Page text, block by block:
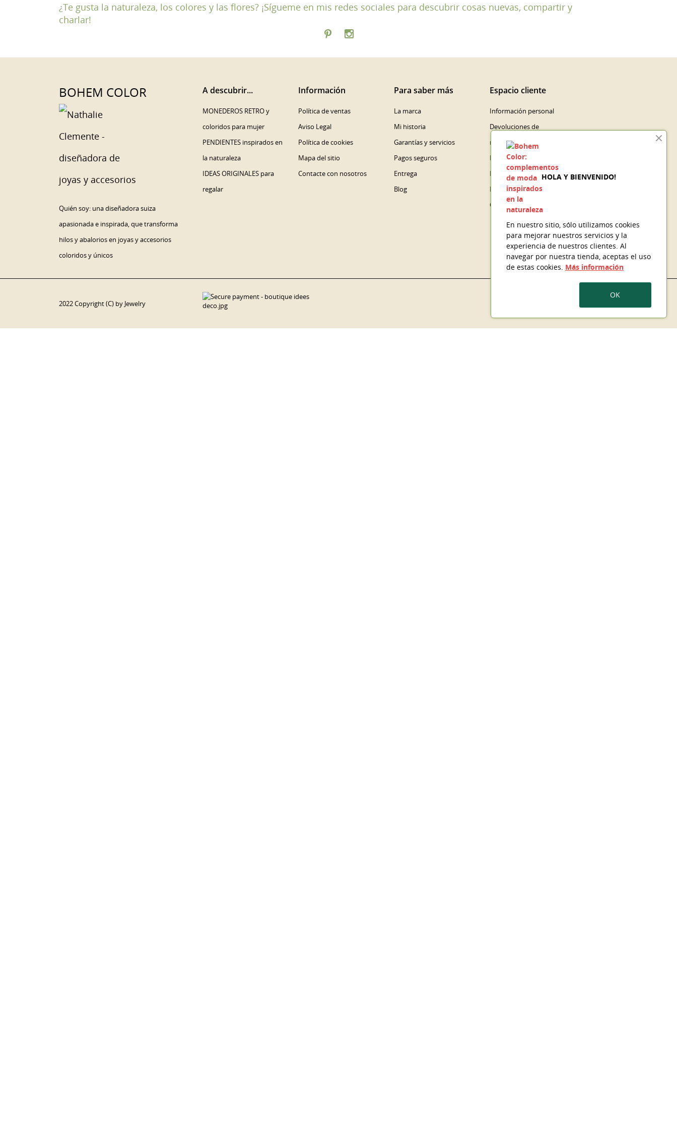
¿Te gusta la naturaleza, los colores y las flores? ¡Sígueme en mis redes sociales para descubrir cosas nuevas, compartir y
charlar!
BOHEM COLOR
Quién soy: una diseñadora suiza
apasionada e inspirada, que transforma
hilos y abalorios en joyas y accesorios
coloridos y únicos
A descubrir...
MONEDEROS RETRO y
coloridos para mujer
PENDIENTES inspirados en
la naturaleza
IDEAS ORIGINALES para
regalar
Información
Política de ventas
Aviso Legal
Política de cookies
Mapa del sitio
Contacte con nosotros
Para saber más
La marca
Mi historia
Garantías y servicios
Pagos seguros
Entrega
Blog
Espacio cliente
Información personal
Devoluciones de
mercancía
Pedidos
Facturas por abono
Direcciones
Cupones de descuento
2022 Copyright (C) by Jewelry
HOLA Y BIENVENIDO!
En nuestro sitio, sólo utilizamos cookies
para mejorar nuestros servicios y la
experiencia de nuestros clientes. Al
navegar por nuestra tienda, aceptas el uso
de estas cookies. Más información
OK